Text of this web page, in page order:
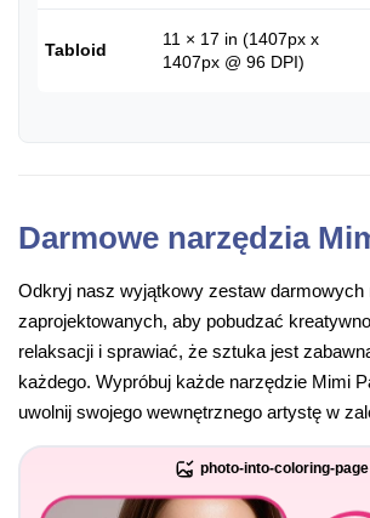
Tabloid
11 × 17 in (1407px x
1407px @ 96 DPI)
Darmowe narzędzia
Odkryj nasz wyjątkowy zestaw darmowych
zaprojektowanych, aby pobudzać
relaksacji i sprawiać, że sztuka jest
każdego. Wypróbuj każde narzędzie Mimi
uwolnij swojego wewnętrznego artystę w
photo-into-coloring-page